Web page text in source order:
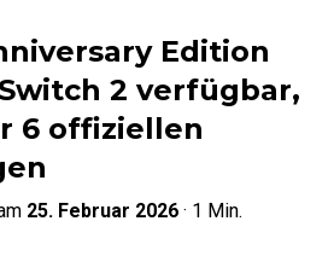
Edition
2 verfügbar,
6 offiziellen
25. Februar 2026 · 1 Min.